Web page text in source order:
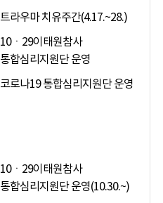
트라우마 치유주간(4.17.~28.)
10ㆍ29이태원참사
통합심리지원단 운영
코로나19 통합심리지원단 운영
10ㆍ29이태원참사
통합심리지원단 운영(10.30.~)